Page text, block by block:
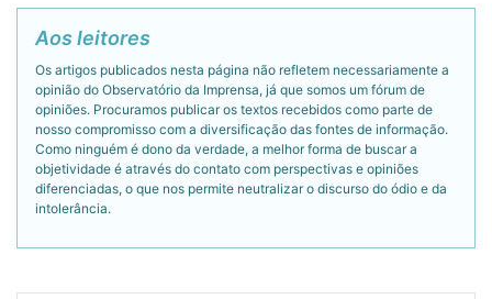
Aos leitores
Os artigos publicados nesta página não refletem necessariamente a
opinião do Observatório da Imprensa, já que somos um fórum de
opiniões. Procuramos publicar os textos recebidos como parte de
nosso compromisso com a diversificação das fontes de informação.
Como ninguém é dono da verdade, a melhor forma de buscar a
objetividade é através do contato com perspectivas e opiniões
diferenciadas, o que nos permite neutralizar o discurso do ódio e da
intolerância.